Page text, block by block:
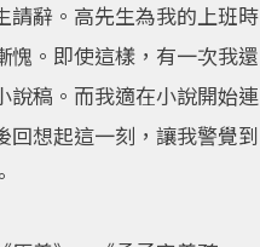
請辭。高先生為我的上班時
愧。即使這樣，有一次我還
說稿。而我適在小說開始連
回想起這一刻，讓我警覺到